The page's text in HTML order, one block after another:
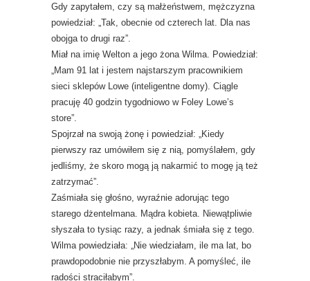
Gdy zapytałem, czy są małżeństwem, mężczyzna
powiedział: „Tak, obecnie od czterech lat. Dla nas
obojga to drugi raz”.
Miał na imię Welton a jego żona Wilma. Powiedział:
„Mam 91 lat i jestem najstarszym pracownikiem
sieci sklepów Lowe (inteligentne domy). Ciągle
pracuję 40 godzin tygodniowo w Foley Lowe’s
store”.
Spojrzał na swoją żonę i powiedział: „Kiedy
pierwszy raz umówiłem się z nią, pomyślałem, gdy
jedliśmy, że skoro mogą ją nakarmić to mogę ją też
zatrzymać”.
Zaśmiała się głośno, wyraźnie adorując tego
starego dżentelmana. Mądra kobieta. Niewątpliwie
słyszała to tysiąc razy, a jednak śmiała się z tego.
Wilma powiedziała: „Nie wiedziałam, ile ma lat, bo
prawdopodobnie nie przyszłabym. A pomyśleć, ile
radości straciłabym”.